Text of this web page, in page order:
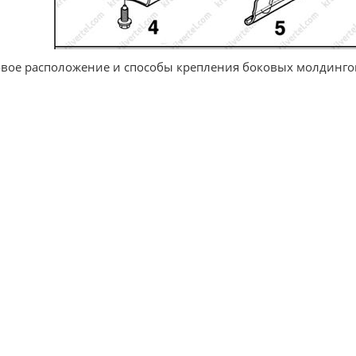
расположение и способы крепления боковых